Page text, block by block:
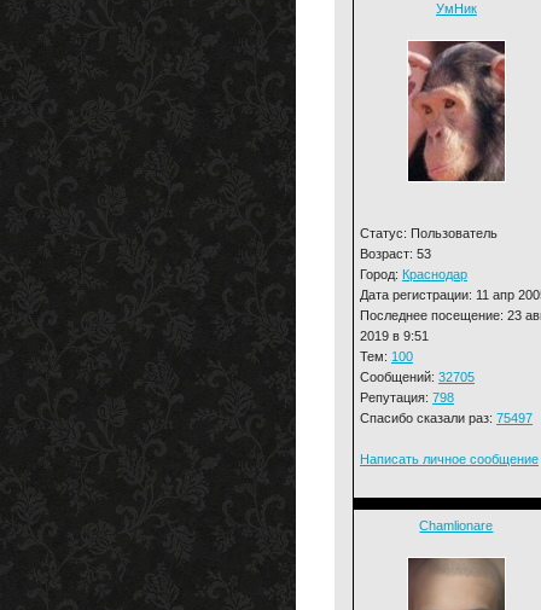
УмНик
Статус: Пользователь
Возраст: 53
Город: Краснодар
Дата регистрации: 11 апр
Последнее посещение: 23
2019 в 9:51
Тем: 100
Сообщений: 32705
Репутация: 798
Спасибо сказали раз: 75497
Написать личное сообщение
Chamlionare